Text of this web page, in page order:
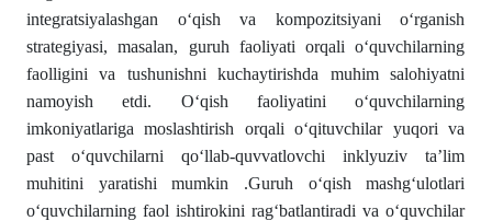
integratsiyalashgan oʻqish va kompozitsiyani oʻrganish
strategiyasi, masalan, guruh faoliyati orqali oʻquvchilarning
faolligini va tushunishni kuchaytirishda muhim salohiyatni
namoyish etdi. Oʻqish faoliyatini oʻquvchilarning
imkoniyatlariga moslashtirish orqali oʻqituvchilar yuqori va
past oʻquvchilarni qoʻllab-quvvatlovchi inklyuziv ta’lim
muhitini yaratishi mumkin .Guruh oʻqish mashgʻulotlari
oʻquvchilarning faol ishtirokini ragʻbatlantiradi va oʻquvchilar